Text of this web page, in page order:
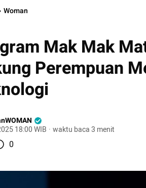
Woman
Mak Mak
Perempuan
18:00 WIB · waktu baca 3 menit
0